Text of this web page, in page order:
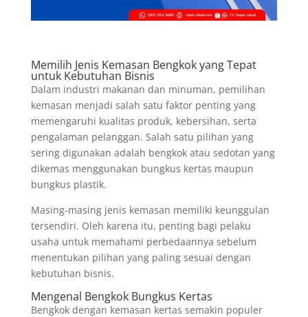
Memilih Jenis Kemasan Bengkok yang Tepat
untuk Kebutuhan Bisnis
Dalam industri makanan dan minuman, pemilihan
kemasan menjadi salah satu faktor penting yang
memengaruhi kualitas produk, kebersihan, serta
pengalaman pelanggan. Salah satu pilihan yang
sering digunakan adalah bengkok atau sedotan yang
dikemas menggunakan bungkus kertas maupun
bungkus plastik.
Masing-masing jenis kemasan memiliki keunggulan
tersendiri. Oleh karena itu, penting bagi pelaku
usaha untuk memahami perbedaannya sebelum
menentukan pilihan yang paling sesuai dengan
kebutuhan bisnis.
Mengenal Bengkok Bungkus Kertas
Bengkok dengan kemasan kertas semakin populer